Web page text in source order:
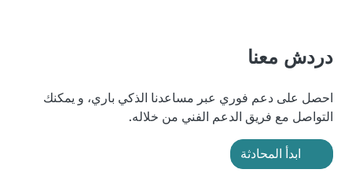
دردش معنا
احصل على دعم فوري عبر مساعدنا الذكي باري، و يمكنك
التواصل مع فريق الدعم الفني من خلاله.
ابدأ المحادثة